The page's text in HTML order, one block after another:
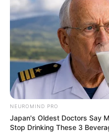
NEUROMIND PRO
Japan's Oldest Doctors Say
Stop Drinking These 3